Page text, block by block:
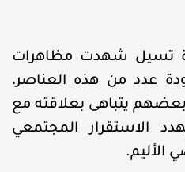
تسيل شهدت مظاهرات
عدد من هذه العناصر،
بعضهم يتباهى بعلاقته مع
الاستقرار المجتمعي
الأليم.